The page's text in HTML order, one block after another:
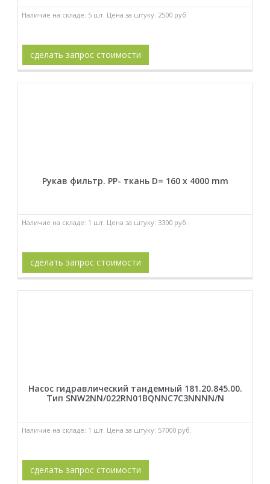
Наличие на складе: 5 шт. Цена за штуку: 2500 руб.
сделать запрос стоимости
Рукав фильтр. PP- ткань D= 160 x 4000 mm
Наличие на складе: 1 шт. Цена за штуку: 3300 руб.
сделать запрос стоимости
Насос гидравлический тандемный 181.20.845.00.
Тип SNW2NN/022RN01BQNNC7C3NNNN/N
Наличие на складе: 1 шт. Цена за штуку: 57000 руб.
сделать запрос стоимости